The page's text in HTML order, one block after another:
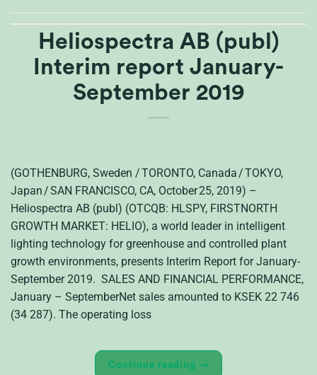
Heliospectra AB (publ)
Interim report January-
September 2019
(GOTHENBURG, Sweden / TORONTO, Canada / TOKYO,
Japan / SAN FRANCISCO, CA, October 25, 2019) –
Heliospectra AB (publ) (OTCQB: HLSPY, FIRSTNORTH
GROWTH MARKET: HELIO), a world leader in intelligent
lighting technology for greenhouse and controlled plant
growth environments, presents Interim Report for January-
September 2019. SALES AND FINANCIAL PERFORMANCE,
January – SeptemberNet sales amounted to KSEK 22 746
(34 287). The operating loss
Continue reading →